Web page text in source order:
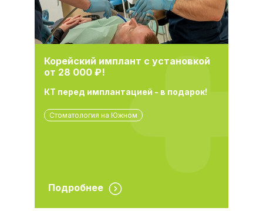
Корейский имплант с установкой
от 28 000 ₽!
КТ перед имплантацией - в подарок!
Стоматология на Южном
Подробнее